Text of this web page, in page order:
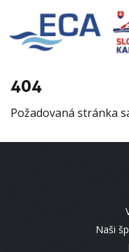
404
Požadovaná stránka
Naši